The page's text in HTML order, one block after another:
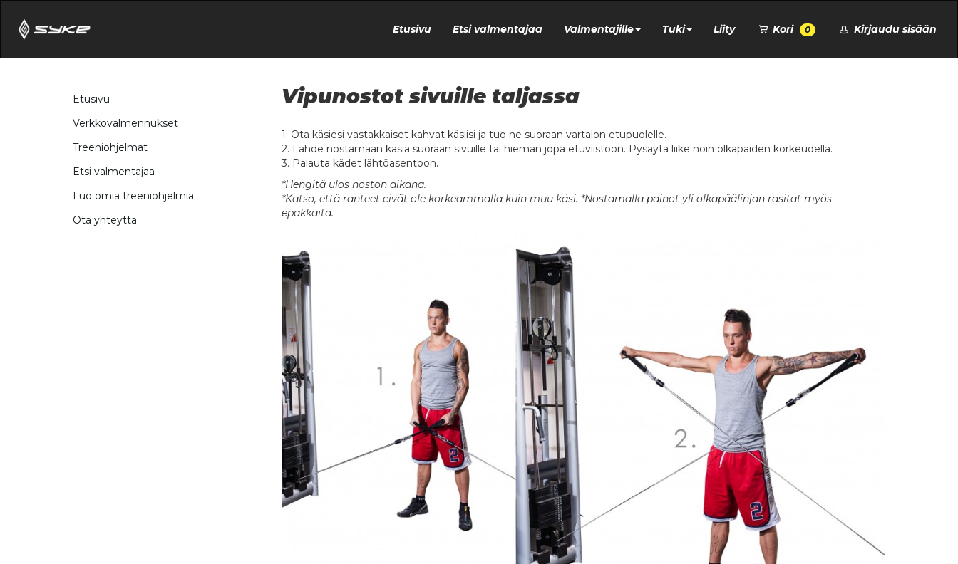
Etusivu Etsi valmentajaa Valmentajille Tuki Liity Kori 0 Kirjaudu sisään
Etusivu
Verkkovalmennukset
Treeniohjelmat
Etsi valmentajaa
Luo omia treeniohjelmia
Ota yhteyttä
Vipunostot sivuille taljassa
1. Ota käsiesi vastakkaiset kahvat käsiisi ja tuo ne suoraan vartalon etupuolelle.
2. Lähde nostamaan käsiä suoraan sivuille tai hieman jopa etuviistoon. Pysäytä liike noin olkapäiden korkeudella.
3. Palauta kädet lähtöasentoon.
*Hengitä ulos noston aikana.
*Katso, että ranteet eivät ole korkeammalla kuin muu käsi. *Nostamalla painot yli olkapäälinjan rasitat myös
epäkkäitä.